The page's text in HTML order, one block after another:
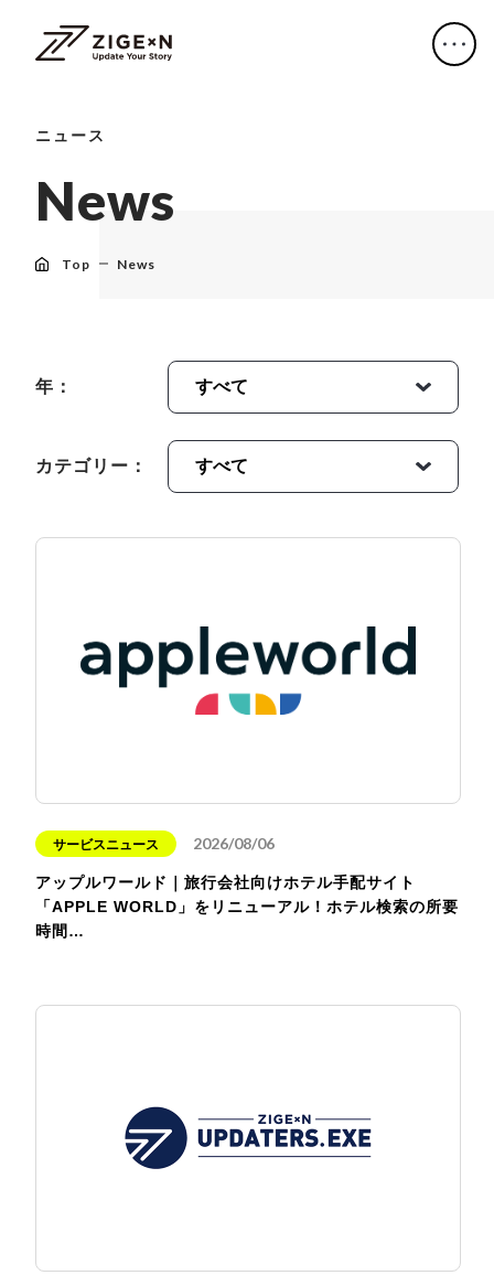
ニュース
News
Top News
年：
カテゴリー：
サービスニュース 2026/08/06
アップルワールド｜旅行会社向けホテル手配サイト
「APPLE WORLD」をリニューアル！ホテル検索の所要
時間…